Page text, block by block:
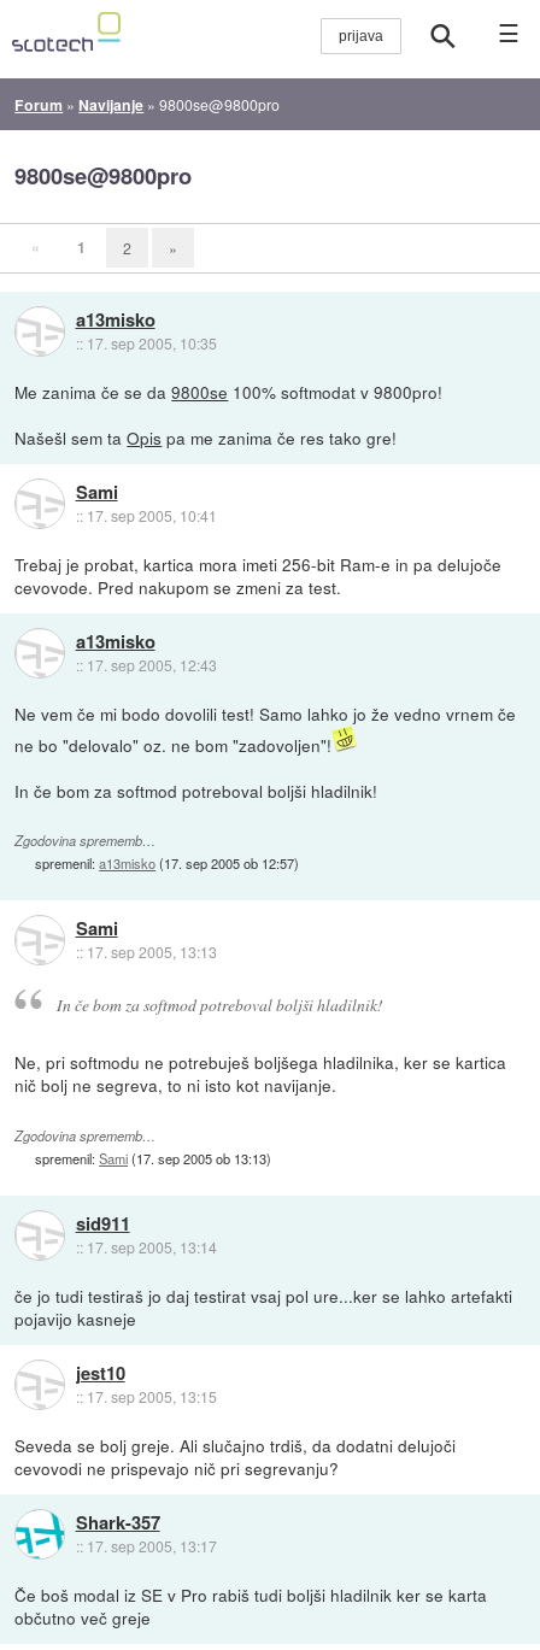
☰
Forum » Navijanje »9800se@9800pro
9800se@9800pro
« 1 2 »
a13misko
:: 17. sep 2005, 10:35
Me zanima če se da9800se 100% softmodat v 9800pro!
Našešl sem taOpis pa me zanima če res tako gre!
Sami
:: 17. sep 2005, 10:41
Trebaj je probat, kartica mora imeti 256-bit Ram-e in pa delujoče
cevovode. Pred nakupom se zmeni za test.
a13misko
:: 17. sep 2005, 12:43
Ne vem če mi bodo dovolili test! Samo lahko jo že vedno vrnem če
ne bo "delovalo" oz. ne bom "zadovoljen"!
In če bom za softmod potreboval boljši hladilnik!
Zgodovina sprememb…
spremenil:a13misko(17. sep 2005 ob 12:57)
Sami
:: 17. sep 2005, 13:13
In če bom za softmod potreboval boljši hladilnik!
Ne, pri softmodu ne potrebuješ boljšega hladilnika, ker se kartica
nič bolj ne segreva, to ni isto kot navijanje.
Zgodovina sprememb…
spremenil:Sami(17. sep 2005 ob 13:13)
sid911
:: 17. sep 2005, 13:14
če jo tudi testiraš jo daj testirat vsaj pol ure...ker se lahko artefakti
pojavijo kasneje
jest10
:: 17. sep 2005, 13:15
Seveda se bolj greje. Ali slučajno trdiš, da dodatni delujoči
cevovodi ne prispevajo nič pri segrevanju?
Shark-357
:: 17. sep 2005, 13:17
Če boš modal iz SE v Pro rabiš tudi boljši hladilnik ker se karta
občutno več greje